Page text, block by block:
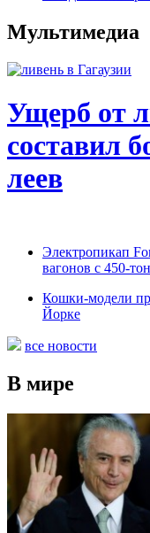
Мультимедиа
Ущерб от
составил
леев
Электропикап
вагонов с 450-
Кошки-модели
Йорке
все новости
В мире